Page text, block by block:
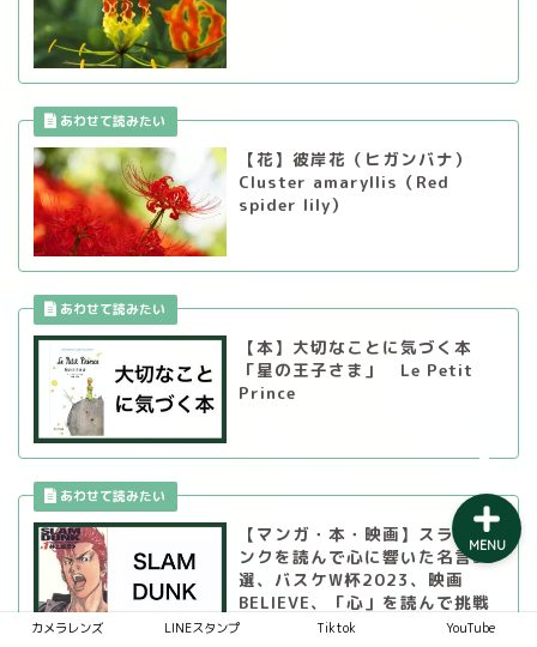
【花】彼岸花（ヒガンバナ）
Cluster amaryllis（Red
spider lily）
【本】大切なことに気づく本
「星の王子さま」 Le Petit
Prince
【マンガ・本・映画】スラムダ
ンクを読んで心に響いた名言39
選、バスケW杯2023、映画
BELIEVE、「心」を読んで挑戦
する人に届けたい "７つの言葉"
カメラレンズ LINEスタンプ Tiktok YouTube
MENU
LINEスタンプ
カメラレンズ
YouTube